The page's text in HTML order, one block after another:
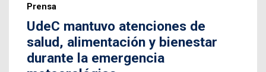
Prensa
UdeC mantuvo atenciones de
salud, alimentación y bienestar
durante la emergencia